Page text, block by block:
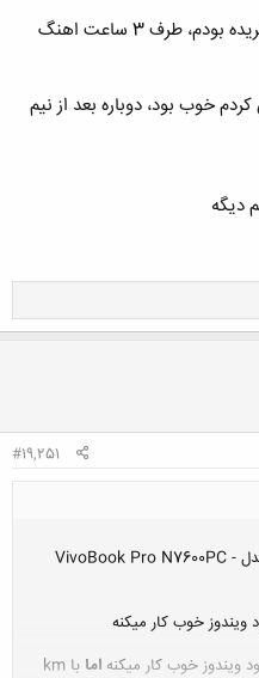
امروزم دوباره بردمش همونجایی که خریده بودم، طرف 3 ساعت اهنگ
خوب بود، دوباره بعد از نیم
دیگه
#19,251
من هفته پیش لپ تاپ 16 اینچ Asus مدل VivoBook Pro N7600PC -
خوب کار میکنه
ویندوز خوب کار میکنه اما
با km